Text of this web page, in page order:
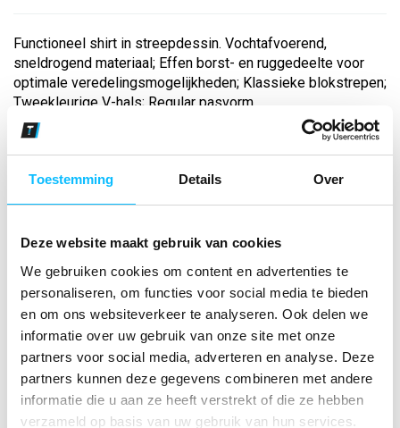
Toestemming Details Over
Deze website maakt gebruik van cookies
We gebruiken cookies om content en advertenties te
personaliseren, om functies voor social media te bieden
en om ons websiteverkeer te analyseren. Ook delen we
informatie over uw gebruik van onze site met onze
partners voor social media, adverteren en analyse. Deze
partners kunnen deze gegevens combineren met andere
informatie die u aan ze heeft verstrekt of die ze hebben
verzameld op basis van uw gebruik van hun services.
Functioneel shirt in streepdessin. Vochtafvoerend,
sneldrogend materiaal; Effen borst- en ruggedeelte voor
optimale veredelingsmogelijkheden; Klassieke blokstrepen;
Tweekleurige V-hals; Regular pasvorm...
Aantal
*Gratis verzending vanaf €150,- exclusief BTW
Kies kleur/maat